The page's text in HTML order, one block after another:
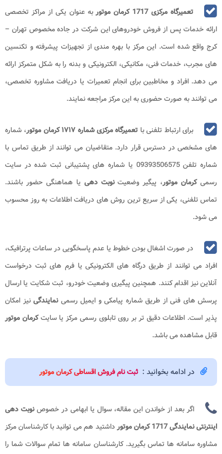
تعمیرگاه مرکزی 1717 کرمان موتور
به عنوان یکی از مراکز تخصصی
ارائه خدمات پس از فروش خودروهای این شرکت در جاده مخصوص تهران –
کرج واقع شده است. این مرکز با بهره مندی از تجهیزات پیشرفته و تکنسین
های مجرب، خدمات فنی، مکانیکی، الکترونیکی و بدنه را به شکل متمرکز ارائه
می دهد. افراد و مخاطبین برای انجام تعمیرات یا دریافت مشاوره تخصصی،
می توانند به صورت حضوری به این مرکز مراجعه نمایند.
برای ارتباط تلفنی با تعمیرگاه مرکزی شماره ۱۷۱۷ کرمان موتور
، شماره
های مشخصی در دسترس قرار دارد. متقاضیان می توانند از طریق تماس با
شماره تلفن
09393506575
یا شماره های پشتیبانی ثبت شده در سایت
رسمیکرمان موتور، پیگیر وضعیتنوبت دهی یا هماهنگی حضور باشند.
تماس تلفنی، یکی از سریع ترین روش های دریافت اطلاعات به روز محسوب
می شود.
در صورت اشغال بودن خطوط یا عدم پاسخگویی در ساعات پرترافیک،
افراد می توانند از طریق درگاه های الکترونیکی یا فرم های ثبت درخواست
آنلاین نیز اقدام کنند. همچنین پیگیری وضعیت خودرو، ثبت شکایت یا ارسال
پرسش های فنی از طریق شماره پیامکی و ایمیل رسمینمایندگینیز امکان
پذیر است. اطلاعات دقیق تر بر روی تابلوی رسمی مرکز یا سایتکرمان موتور
قابل مشاهده می باشد.
در ادامه بخوانید : ثبت نام فروش اقساطی کرمان موتور
اگر بعد از خواندن این مقاله، سوال یا ابهامی در خصوصنوبت دهی
اینترنتی نمایندگی 1717 کرمان موتور
داشتید هم می توانید با کارشناسان مرکز
مشاوره سامانه ها تماس بگیرید. کارشناسان سامانه ها تمام سوالات شما را